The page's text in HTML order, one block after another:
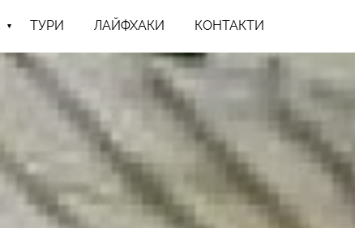
ТУРИ ЛАЙФХАКИ КОНТАКТИ